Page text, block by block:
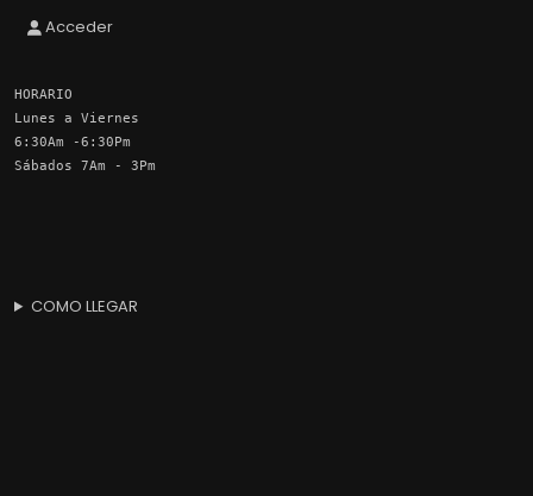
Acceder
HORARIO
Lunes a Viernes
6:30Am -6:30Pm
Sábados 7Am - 3Pm
COMO LLEGAR